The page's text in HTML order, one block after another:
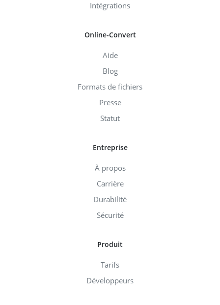
Intégrations
Online-Convert
Aide
Blog
Formats de fichiers
Presse
Statut
Entreprise
À propos
Carrière
Durabilité
Sécurité
Produit
Tarifs
Développeurs